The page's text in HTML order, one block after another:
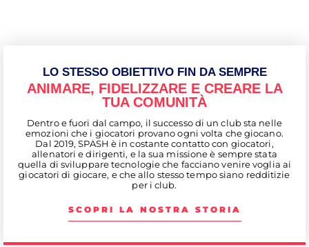
LO STESSO OBIETTIVO FIN DA SEMPRE
ANIMARE, FIDELIZZARE E CREARE LA
TUA COMUNITÀ
Dentro e fuori dal campo, il successo di un club sta nelle
emozioni che i giocatori provano ogni volta che giocano.
Dal 2019, SPASH è in costante contatto con giocatori,
allenatori e dirigenti, e la sua missione è sempre stata
quella di sviluppare tecnologie che facciano venire voglia ai
giocatori di giocare, e che allo stesso tempo siano redditizie
per i club.
SCOPRI LA NOSTRA STORIA